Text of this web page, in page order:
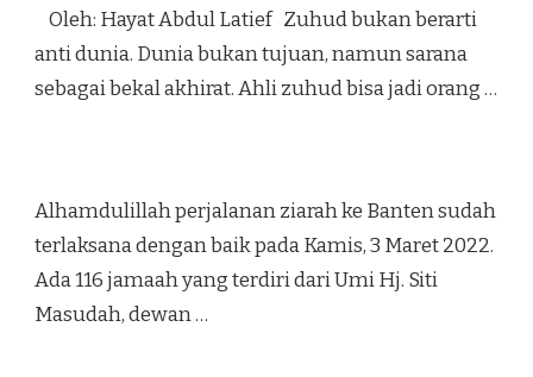
Oleh: Hayat Abdul Latief Zuhud bukan berarti
anti dunia. Dunia bukan tujuan, namun sarana
sebagai bekal akhirat. Ahli zuhud bisa jadi orang …
Alhamdulillah perjalanan ziarah ke Banten sudah
terlaksana dengan baik pada Kamis, 3 Maret 2022.
Ada 116 jamaah yang terdiri dari Umi Hj. Siti
Masudah, dewan …